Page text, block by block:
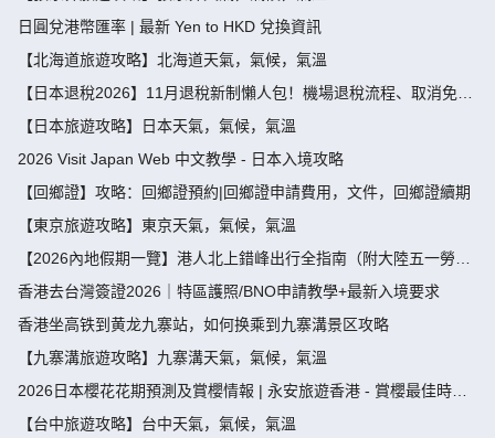
日圓兌港幣匯率 | 最新 Yen to HKD 兌換資訊
【北海道旅遊攻略】北海道天氣，氣候，氣溫
【日本退稅2026】11月退稅新制懶人包！機場退稅流程、取消免稅
袋及限額全攻略 - 永安旅遊
【日本旅遊攻略】日本天氣，氣候，氣溫
2026 Visit Japan Web 中文教學 - 日本入境攻略
【回鄉證】攻略：回鄉證預約|回鄉證申請費用，文件，回鄉證續期
【東京旅遊攻略】東京天氣，氣候，氣溫
【2026內地假期一覽】港人北上錯峰出行全指南（附大陸五一勞動
節，端午節假期攻略）
香港去台灣簽證2026｜特區護照/BNO申請教學+最新入境要求
香港坐高铁到黄龙九寨站，如何换乘到九寨溝景区攻略
【九寨溝旅遊攻略】九寨溝天氣，氣候，氣溫
2026日本櫻花花期預測及賞櫻情報 | 永安旅遊香港 - 賞櫻最佳時
間、地點推薦
【台中旅遊攻略】台中天氣，氣候，氣溫